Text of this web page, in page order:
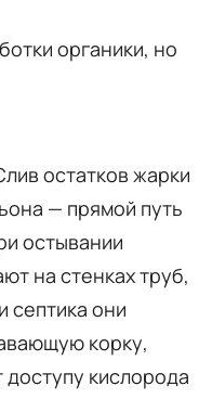
органики, но
остатков жарки
— прямой путь
остывании
на стенках труб,
септика они
корку,
доступу кислорода